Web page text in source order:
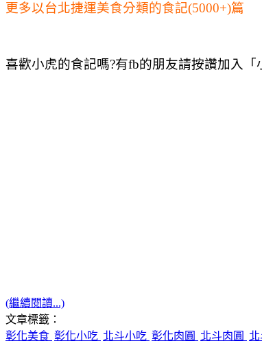
更多以台北捷運美食分類的食記(5000+)篇
喜歡小虎的食記嗎?有fb的朋友請按讚加入
(繼續閱讀...)
文章標籤：
彰化美食 彰化小吃 北斗小吃 彰化肉圓 北斗肉圓